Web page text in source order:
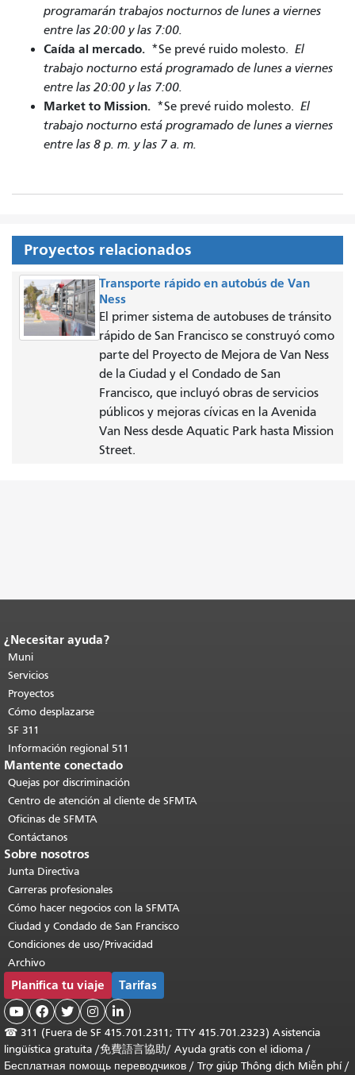
programarán trabajos nocturnos de lunes a viernes
entre las 20:00 y las 7:00.
Caída al mercado. *Se prevé ruido molesto. El
trabajo nocturno está programado de lunes a viernes
entre las 20:00 y las 7:00.
Market to Mission. *Se prevé ruido molesto. El
trabajo nocturno está programado de lunes a viernes
entre las 8 p. m. y las 7 a. m.
Proyectos relacionados
Transporte rápido en autobús de Van
Ness
El primer sistema de autobuses de tránsito
rápido de San Francisco se construyó como
parte del Proyecto de Mejora de Van Ness
de la Ciudad y el Condado de San
Francisco, que incluyó obras de servicios
públicos y mejoras cívicas en la Avenida
Van Ness desde Aquatic Park hasta Mission
Street.
Fin del contenido de la página.
de esta página se repite en todas las
páginas.Volver al principio del
contenido principal
¿Necesitar ayuda?
Muni
Servicios
Proyectos
Cómo desplazarse
SF 311
Información regional 511
Mantente conectado
Quejas por discriminación
Centro de atención al cliente de SFMTA
Oficinas de SFMTA
Contáctanos
Sobre nosotros
Junta Directiva
Carreras profesionales
Cómo hacer negocios con la SFMTA
Ciudad y Condado de San Francisco
Condiciones de uso/Privacidad
Archivo
Planifica tu viaje Tarifas
    
☎ 311 (Fuera de SF 415.701.2311; TTY 415.701.2323) Asistencia
lingüística gratuita /免費語言協助/ Ayuda gratis con el idioma /
Бесплатная помощь переводчиков / Trợ giúp Thông dịch Miễn phí/